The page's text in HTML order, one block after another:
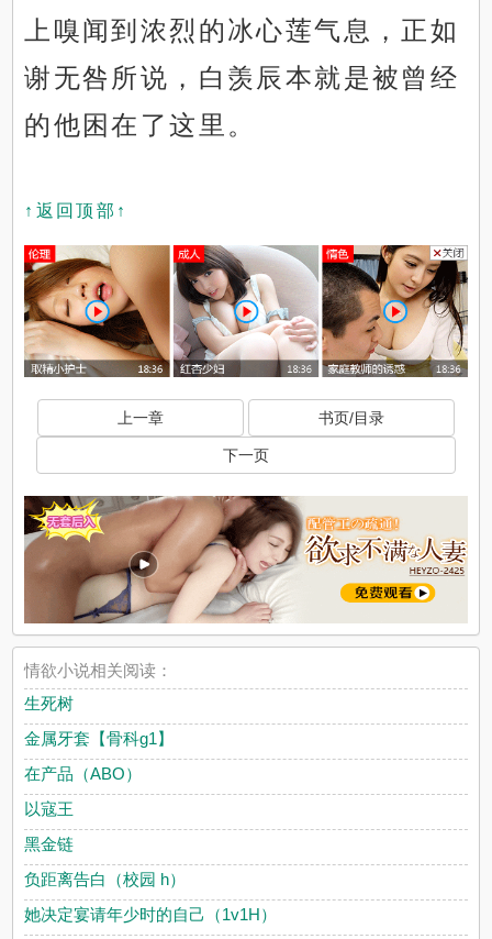
上嗅闻到浓烈的冰心莲气息，正如
谢无咎所说，白羡辰本就是被曾经
的他困在了这里。
↑返回顶部↑
上一章 书页/目录
下一页
情欲小说相关阅读：
生死树
金属牙套【骨科g1】
在产品（ABO）
以寇王
黑金链
负距离告白（校园 h）
她决定宴请年少时的自己（1v1H）